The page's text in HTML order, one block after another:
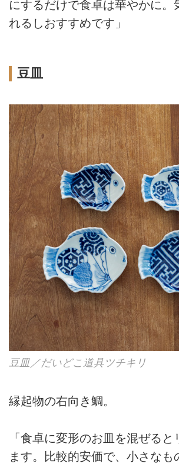
にするだけで食卓は華やかに。
れるしおすすめです」
豆皿
豆皿／だいどこ道具ツチキリ
縁起物の右向き鯛。
「食卓に変形のお皿を混ぜると
ます。比較的安価で、小さなも